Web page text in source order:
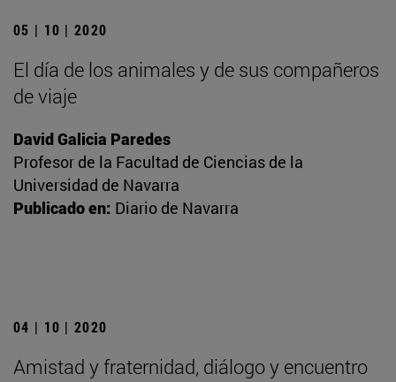
05 | 10 | 2020
El día de los animales y de sus compañeros
de viaje
David Galicia Paredes
Profesor de la Facultad de Ciencias de la
Universidad de Navarra
Publicado en: Diario de Navarra
04 | 10 | 2020
Amistad y fraternidad, diálogo y encuentro